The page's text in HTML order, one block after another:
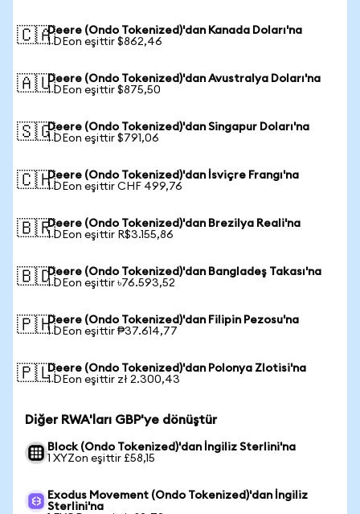
🇨🇦Deere (Ondo Tokenized)'dan Kanada Doları'na
1 DEon eşittir $862,46
🇦🇺Deere (Ondo Tokenized)'dan Avustralya Doları'na
1 DEon eşittir $875,50
🇸🇬Deere (Ondo Tokenized)'dan Singapur Doları'na
1 DEon eşittir $791,06
🇨🇭Deere (Ondo Tokenized)'dan İsviçre Frangı'na
1 DEon eşittir CHF 499,76
🇧🇷Deere (Ondo Tokenized)'dan Brezilya Reali'na
1 DEon eşittir R$3.155,86
🇧🇩Deere (Ondo Tokenized)'dan Bangladeş Takası'na
1 DEon eşittir ৳76.593,52
🇵🇭Deere (Ondo Tokenized)'dan Filipin Pezosu'na
1 DEon eşittir ₱37.614,77
🇵🇱Deere (Ondo Tokenized)'dan Polonya Zlotisi'na
1 DEon eşittir zł 2.300,43
Diğer RWA'ları GBP'ye dönüştür
Block (Ondo Tokenized)'dan İngiliz Sterlini'na
1 XYZon eşittir £58,15
Exodus Movement (Ondo Tokenized)'dan İngiliz
Sterlini'na